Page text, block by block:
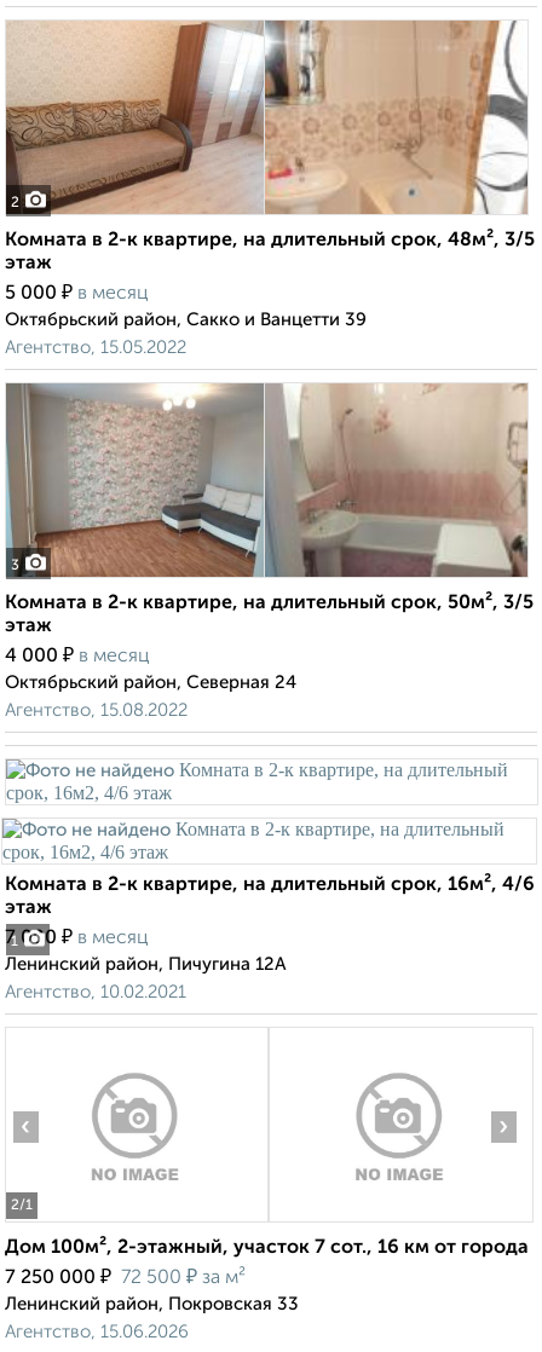
2
Комната в 2-к квартире, на длительный срок, 48м², 3/5
этаж
5 000 ₽ в месяц
Октябрьский район, Сакко и Ванцетти 39
Агентство, 15.05.2022
3
Комната в 2-к квартире, на длительный срок, 50м², 3/5
этаж
4 000 ₽ в месяц
Октябрьский район, Северная 24
Агентство, 15.08.2022
1
Комната в 2-к квартире, на длительный срок, 16м², 4/6
этаж
7 000 ₽ в месяц
Ленинский район, Пичугина 12А
Агентство, 10.02.2021
2/1
‹ ›
Дом 100м², 2-этажный, участок 7 сот., 16 км от города
7 250 000 ₽ 72 500 ₽ за м²
Ленинский район, Покровская 33
Агентство, 15.06.2026